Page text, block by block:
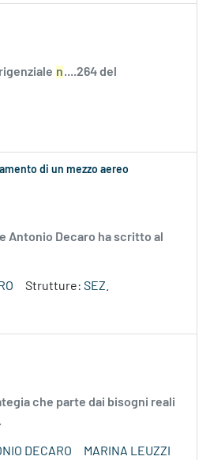
n....264 del
di un mezzo aereo
Antonio Decaro ha scritto al
Strutture: SEZ.
che parte dai bisogni reali
DECARO
MARINA LEUZZI